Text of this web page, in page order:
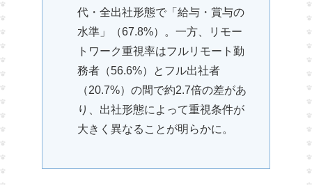
代・全出社形態で「給与・賞与の
水準」（67.8%）。一方、リモー
トワーク重視率はフルリモート勤
務者（56.6%）とフル出社者
（20.7%）の間で約2.7倍の差があ
り、出社形態によって重視条件が
大きく異なることが明らかに。